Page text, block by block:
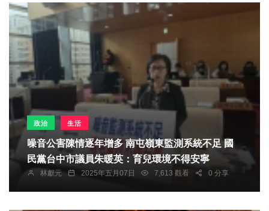
政治 生活
噪音公害陳情逐年增多 南屯嶺東監測系統不足 國
民黨台中市議員朱暖英：育兒環境不得安寧
林獻元 2025年五月07日 7,613 觀看 0 分享